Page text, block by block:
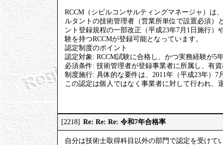
RCCM（シビルコンサルティングマネージャ）は
ルタントの技術管理者（営業所単位で設置必須
ント登録規程の一部改正（平成23年7月1日施行）
験を持つRCCMが登録可能となっています。
認定制度のポイント
認定対象: RCCM試験に合格し、かつ実務経験が5
必須条件: 技術管理者が登録事業者に所属し、有
制度施行: 具体的な要件は、2011年（平成23年）
この認定は個人ではなく事業者に対して行われ、
[2218] Re: Re: Re: 令和7年合格率
自分は技術士取得科目以外の部門で認定を受けて